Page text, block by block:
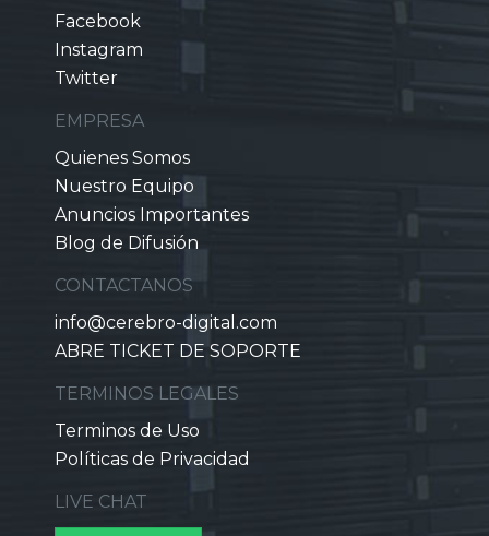
Facebook
Instagram
Twitter
EMPRESA
Quienes Somos
Nuestro Equipo
Anuncios Importantes
Blog de Difusión
CONTACTANOS
info@cerebro-digital.com
ABRE TICKET DE SOPORTE
TERMINOS LEGALES
Terminos de Uso
Políticas de Privacidad
LIVE CHAT